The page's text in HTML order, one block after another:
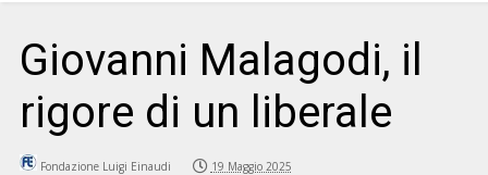
Giovanni Malagodi, il
rigore di un liberale
Fondazione Luigi Einaudi 19 Maggio 2025